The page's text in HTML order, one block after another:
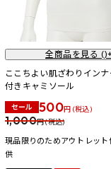
全商品を見る ()+
ここちよい肌ざわりイン
付きキャミソール
セール 500円 (税込)
1,000円 (税込)
現品限りのためアウトレット
供